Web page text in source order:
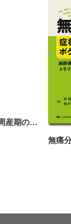
事例でまなぶ 助産師ができる周産期のメンタルヘルスケア